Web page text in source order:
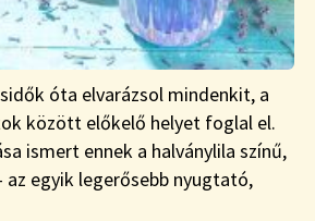
óta elvarázsol mindenkit, a
között előkelő helyet foglal el.
ismert ennek a halványlila színű,
az egyik legerősebb nyugtató,